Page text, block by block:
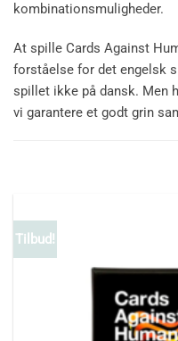
kombinationsmuligheder.
At spille Cards Against
forståelse for det engelsk
spillet ikke på dansk. Men
vi garantere et godt grin
Tilbud!